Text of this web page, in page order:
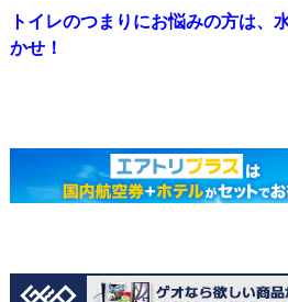
トイレのつまりにお悩みの方は、
かせ！